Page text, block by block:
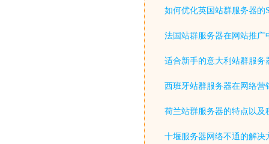
如何优化英国站群服务器的
法国站群服务器在网站推广
适合新手的意大利站群服务
西班牙站群服务器在网络营
荷兰站群服务器的特点以及
十堰服务器网络不通的解决